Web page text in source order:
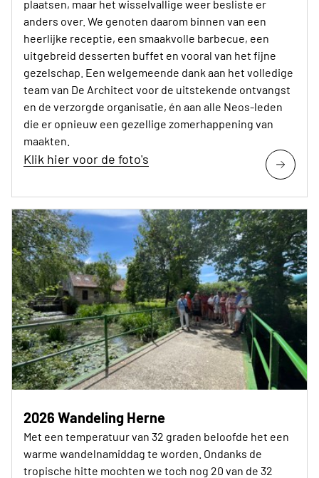
plaatsen, maar het wisselvallige weer besliste er
anders over. We genoten daarom binnen van een
heerlijke receptie, een smaakvolle barbecue, een
uitgebreid desserten buffet en vooral van het fijne
gezelschap. Een welgemeende dank aan het volledige
team van De Architect voor de uitstekende ontvangst
en de verzorgde organisatie, én aan alle Neos-leden
die er opnieuw een gezellige zomerhappening van
maakten.
Klik hier voor de foto's
2026 Wandeling Herne
Met een temperatuur van 32 graden beloofde het een
warme wandelnamiddag te worden. Ondanks de
tropische hitte mochten we toch nog 20 van de 32